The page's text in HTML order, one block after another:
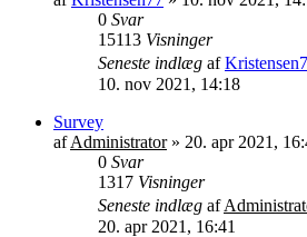
0 Svar
15113 Visninger
Seneste indlæg af
10. nov 2021, 14:18
Survey
afAdministrator» 20. apr 2021,
0 Svar
1317 Visninger
Seneste indlæg af
20. apr 2021, 16:41